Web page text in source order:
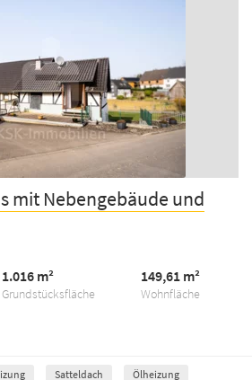
mit Nebengebäude und
Grundstücksfläche
1.016 m²
Wohnfläche
149,61 m²
Satteldach Ölheizung